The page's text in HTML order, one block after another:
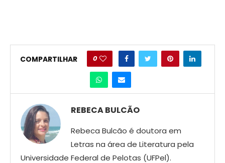
COMPARTILHAR 0
REBECA BULCÃO
Rebeca Bulcão é doutora em
Letras na área de Literatura pela
Universidade Federal de Pelotas (UFPel).